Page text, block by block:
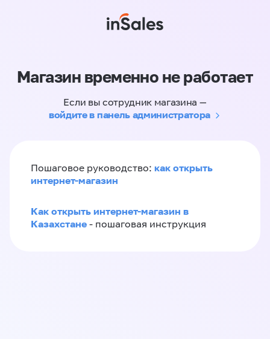
Магазин временно не работает
Если вы сотрудник магазина —
войдите в панель администратора
Пошаговое руководство: как открыть
интернет-магазин
Как открыть интернет-магазин в
Казахстане - пошаговая инструкция